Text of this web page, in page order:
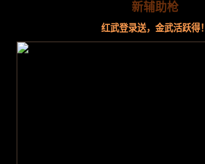
新辅助枪
红武登录送，金武活跃得！